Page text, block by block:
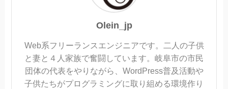
Olein_jp
Web系フリーランスエンジニアです。二人の子供
と妻と４人家族で奮闘しています。岐阜市の市民
団体の代表をやりながら、WordPress普及活動や
子供たちがプログラミングに取り組める環境作り